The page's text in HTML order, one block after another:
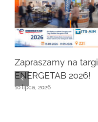
Zapraszamy na targi
ENERGETAB 2026!
10 lipca, 2026